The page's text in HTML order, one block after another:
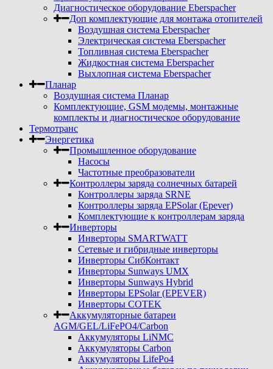
Диагностическое оборудование Eberspacher
Доп комплектующие для монтажа отопителей
Воздушная система Eberspacher
Электрическая система Eberspacher
Топливная система Eberspacher
Жидкостная система Eberspacher
Выхлопная система Eberspacher
Планар
Воздушная система Планар
Комплектующие, GSM модемы, монтажные
комплекты и диагностическое оборудование
Термотранс
Энергетика
Промышленное оборудование
Насосы
Частотные преобразователи
Контроллеры заряда солнечных батарей
Контроллеры заряда SRNE
Контроллеры заряда EPSolar (Epever)
Комплектующие к контроллерам заряда
Инверторы
Инверторы SMARTWATT
Сетевые и гибридные инверторы
Инверторы СибКонтакт
Инверторы Sunways UMX
Инверторы Sunways Hybrid
Инверторы EPSolar (EPEVER)
Инверторы COTEK
Аккумуляторные батареи
AGM/GEL/LiFePO4/Carbon
Аккумуляторы LiNMC
Аккумуляторы Carbon
Аккумуляторы LifePo4